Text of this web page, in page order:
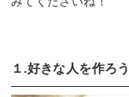
１.好きな人を作ろう